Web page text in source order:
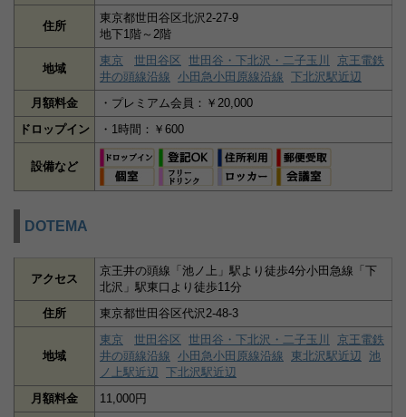
住所
東京都世田谷区北沢2-27-9
地下1階～2階
地域
東京 世田谷区 世田谷・下北沢・二子玉川
京王電鉄
井の頭線沿線 小田急小田原線沿線 下北沢駅近辺
月額料金
・プレミアム会員：￥20,000
ドロップイン
・1時間：￥600
設備など
DOTEMA
アクセス
京王井の頭線「池ノ上」駅より徒歩4分小田急線「下
北沢」駅東口より徒歩11分
住所
東京都世田谷区代沢2-48-3
地域
東京 世田谷区 世田谷・下北沢・二子玉川
京王電鉄
井の頭線沿線 小田急小田原線沿線 東北沢駅近辺
池
ノ上駅近辺
下北沢駅近辺
月額料金
11,000円